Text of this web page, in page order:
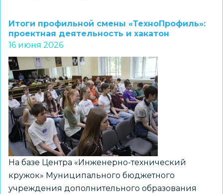
ЦРТДиЮ
«Заельцовский»
реализуется
программа
«Маршрутами
лета»
Итоги профильной смены «ТехноПрофиль»:
проектная деятельность и хакатон
16 июня 2026
На базе Центра «Инженерно-технический
кружок» Муниципального бюджетного
учреждения дополнительного образования